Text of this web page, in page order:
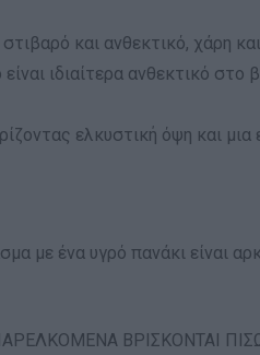
και ανθεκτικό, χάρη
ιδιαίτερα ανθεκτικό στο
ελκυστική όψη και
με ένα υγρό πανάκι είναι
ΠΑΡΕΛΚΟΜΕΝΑ ΒΡΙΣΚΟΝΤΑΙ